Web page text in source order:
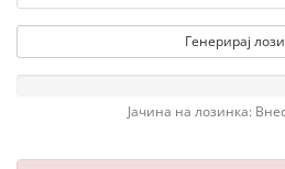
Генерирај
Јачина на лозинка: